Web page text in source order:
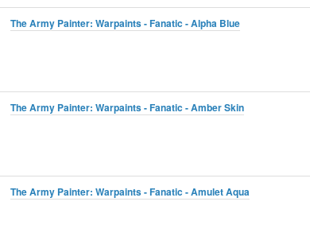
The Army Painter: Warpaints - Fanatic - Alpha Blue
The Army Painter: Warpaints - Fanatic - Amber Skin
The Army Painter: Warpaints - Fanatic - Amulet Aqua